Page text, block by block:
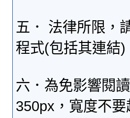
五． 法律所限，
程式(包括其連結
六．為免影響閱
350px，寬度不